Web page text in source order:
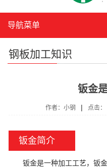
导航菜单
钢板加工知识
钣金
作者：小钢 | 点击：
钣金简介
钣金是一种加工工艺，钣金